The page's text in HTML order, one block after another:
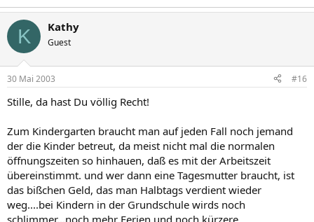
K Kathy
Guest
30 Mai 2003 #16
Stille, da hast Du völlig Recht!
Zum Kindergarten braucht man auf jeden Fall noch jemand
der die Kinder betreut, da meist nicht mal die normalen
öffnungszeiten so hinhauen, daß es mit der Arbeitszeit
übereinstimmt. und wer dann eine Tagesmutter braucht, ist
das bißchen Geld, das man Halbtags verdient wieder
weg....bei Kindern in der Grundschule wirds noch
schlimmer...noch mehr Ferien und noch kürzere